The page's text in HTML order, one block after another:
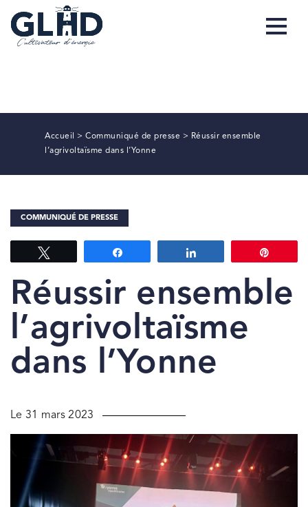
Accueil > Communiqué de presse > Réussir ensemble
l’agrivoltaïsme dans l’Yonne
COMMUNIQUÉ DE PRESSE
Réussir ensemble
l’agrivoltaïsme
dans l’Yonne
Le 31 mars 2023